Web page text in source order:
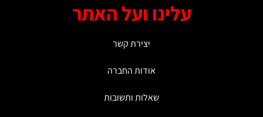
עלינו ועל האתר
יצירת קשר
אודות החברה
שאלות ותשובות